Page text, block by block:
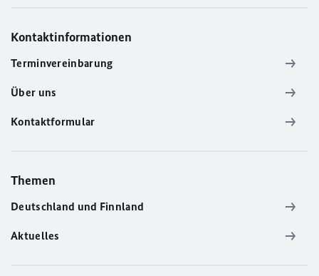
Kontaktinformationen
Terminvereinbarung
Über uns
Kontaktformular
Themen
Deutschland und Finnland
Aktuelles